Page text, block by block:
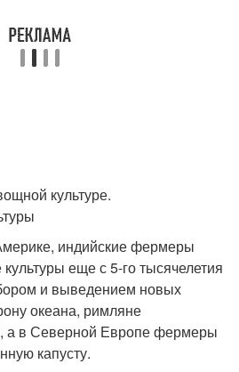
индийские фермеры
еще с 5-го тысячелетия
и выведением новых
океана, римляне
а в Северной Европе фермеры
капусту.